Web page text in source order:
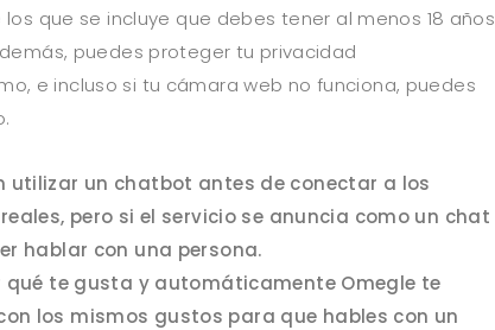
que se incluye que debes tener al menos 18 años
puedes proteger tu privacidad
e incluso si tu cámara web no funciona, puedes
utilizar un chatbot antes de conectar a los
pero si el servicio se anuncia como un chat
hablar con una persona.
qué te gusta y automáticamente Omegle te
los mismos gustos para que hables con un